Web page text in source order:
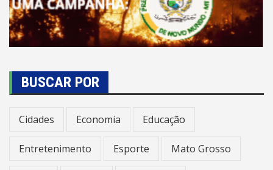
BUSCAR POR
Cidades Economia Educação
Entretenimento Esporte Mato Grosso